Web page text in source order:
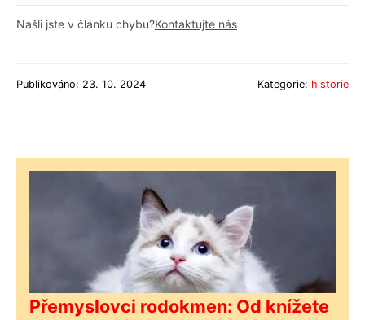
Našli jste v článku chybu?Kontaktujte nás
Publikováno: 23. 10. 2024 Kategorie: historie
Přemyslovci rodokmen: Od knížete